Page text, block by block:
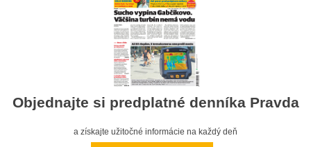
Objednajte si predplatné denníka Pravda
a získajte užitočné informácie na každý deň